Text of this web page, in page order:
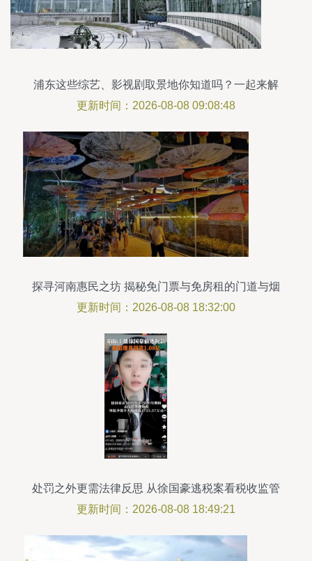
浦东这些综艺、影视剧取景地你知道吗？一起来解
锁明星同款吧！
更新时间：2026-08-08 09:08:48
探寻河南惠民之坊 揭秘免门票与免房租的门道与烟
火气
更新时间：2026-08-08 18:32:00
处罚之外更需法律反思 从徐国豪逃税案看税收监管
的漏洞
更新时间：2026-08-08 18:49:21